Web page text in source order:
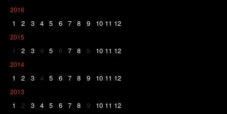
2016
1 2 3 4 5 6 7 8 9 10 11 12
2015
1 2 3 4 5 6 7 8 9 10 11 12
2014
1 2 3 4 5 6 7 8 9 10 11 12
2013
1 2 3 4 5 6 7 8 9 10 11 12